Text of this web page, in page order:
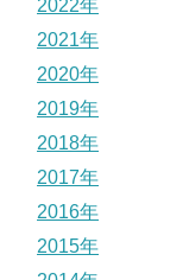
2022年
2021年
2020年
2019年
2018年
2017年
2016年
2015年